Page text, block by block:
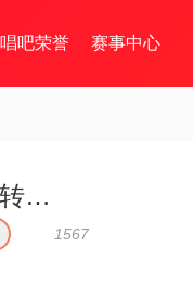
唱吧荣誉 赛事中心
♡̶石来运转꧔ꦿ℘
1567